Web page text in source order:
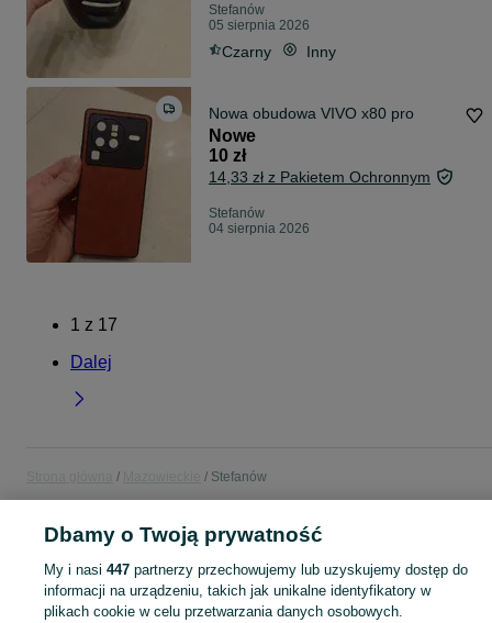
Stefanów
05 sierpnia 2026
Czarny Inny
Nowa obudowa VIVO x80 pro
Nowe
10 zł
14,33 zł z Pakietem Ochronnym
Stefanów
04 sierpnia 2026
1 z 17
Dalej
Stefanów
POLSKA » MAZOWIECKIE » STEFANÓW
KATEGORIA
Dbamy o Twoją prywatność
My i nasi 447partnerzy przechowujemy lub uzyskujemy dostęp do
informacji na urządzeniu, takich jak unikalne identyfikatory w
plikach cookie w celu przetwarzania danych osobowych.